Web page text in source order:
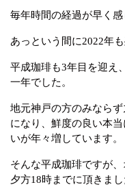
毎年時間の経過が早く感
あっという間に2022年
平成珈琲も3年目を迎え
一年でした。
地元神戸の方のみなら
になり、鮮度の良い本
いが年々増しています。
そんな平成珈琲ですが
夕方18時までに頂きま